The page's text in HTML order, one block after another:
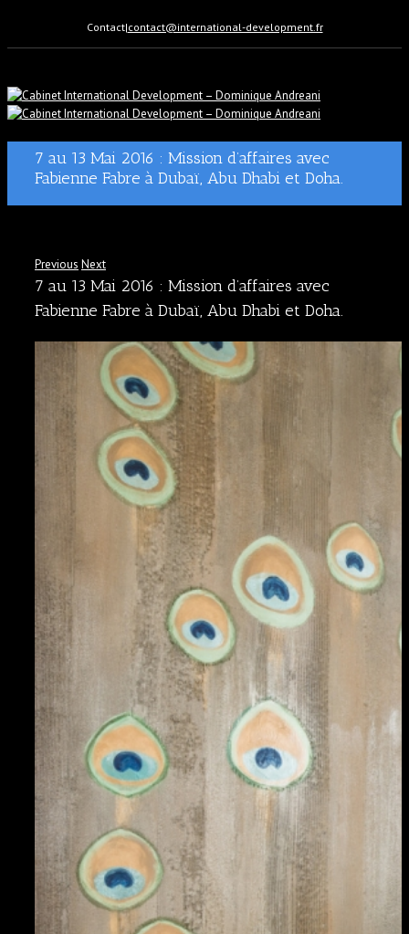
Contact|contact@international-development.fr
7 au 13 Mai 2016 : Mission d’affaires avec
Fabienne Fabre à Dubaï, Abu Dhabi et Doha.
Previous Next
7 au 13 Mai 2016 : Mission d’affaires avec
Fabienne Fabre à Dubaï, Abu Dhabi et Doha.